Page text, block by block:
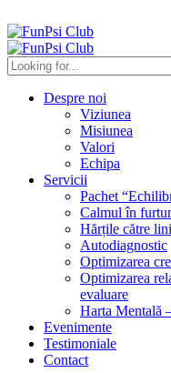
Despre noi
Viziunea
Misiunea
Valori
Echipa
Servicii
Pachet
Calmul în
Hărțile către
Autodiagnostic
Optimizarea
Optimizarea
evaluare
Harta Mentală
Evenimente
Testimoniale
Contact